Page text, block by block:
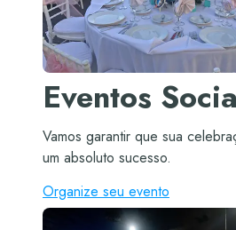
Eventos
Vamos garantir que sua
um absoluto sucesso.
Organize seu evento